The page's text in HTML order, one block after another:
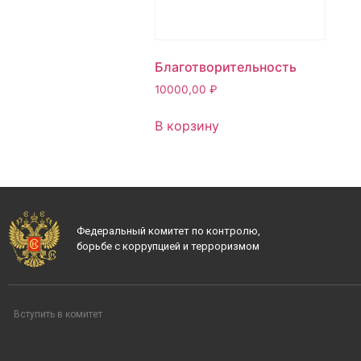
Благотворительность
10000,00 ₽
В корзину
Федеральный комитет по контролю,
борьбе с коррупцией и терроризмом
Вступить в комитет